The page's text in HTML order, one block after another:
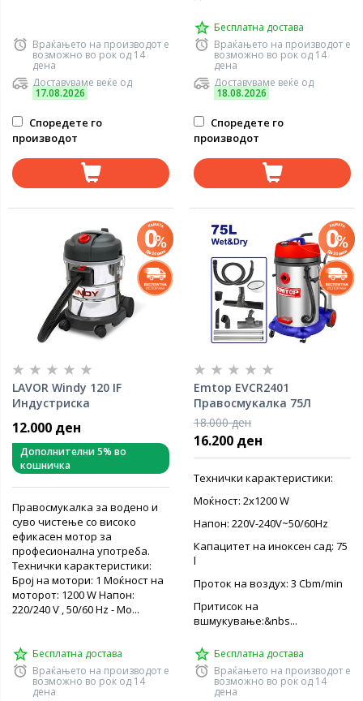
Враќањето на производот е
возможно во рок од 14
дена
Доставуваме веќе од
17.08.2026
Споредете го
производот
Бесплатна достава
Враќањето на производот е
возможно во рок од 14
дена
Доставуваме веќе од
18.08.2026
Споредете го
производот
LAVOR Windy 120 IF
Индустриска
12.000 ден
Дополнителни 5% во
кошничка
Правосмукалка за водено и
суво чистење со високо
ефикасен мотор за
професионална употреба.
Технички карактеристики:
Број на мотори: 1 Моќност на
моторот: 1200 W Напон:
220/240 V , 50/60 Hz - Мо...
Бесплатна достава
Враќањето на производот е
возможно во рок од 14
дена
Emtop EVCR2401
Правосмукалка 75Л
18.000 ден
16.200 ден
Технички карактеристики:
Моќност: 2x1200 W
Напон: 220V-240V~50/60Hz
Капацитет на иноксен сад: 75
l
Проток на воздух: 3 Cbm/min
Притисок на
вшмукување:&nbs...
Бесплатна достава
Враќањето на производот е
возможно во рок од 14
дена